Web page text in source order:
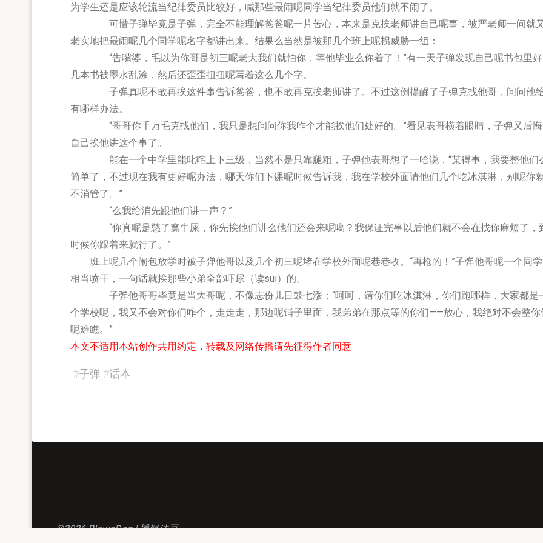
为学生还是应该轮流当纪律委员比较好，喊那些最闹呢同学当纪律委员他们就不闹了。
可惜子弹毕竟是子弹，完全不能理解爸爸呢一片苦心，本来是克挨老师讲自己呢事，被严老师一问就又
老实地把最闹呢几个同学呢名字都讲出来。结果么当然是被那几个班上呢拐威胁一组：
“告嘴婆，毛以为你哥是初三呢老大我们就怕你，等他毕业么你着了！”有一天子弹发现自己呢书包里好
几本书被墨水乱涂，然后还歪歪扭扭呢写着这么几个字。
子弹真呢不敢再挨这件事告诉爸爸，也不敢再克挨老师讲了。不过这倒提醒了子弹克找他哥，问问他
有哪样办法。
“哥哥你千万毛克找他们，我只是想问问你我咋个才能挨他们处好的。”看见表哥横着眼睛，子弹又后悔
自己挨他讲这个事了。
能在一个中学里能叱咤上下三级，当然不是只靠腿粗，子弹他表哥想了一哈说，“某得事，我要整他们
简单了，不过现在我有更好呢办法，哪天你们下课呢时候告诉我，我在学校外面请他们几个吃冰淇淋，别呢你
不消管了。”
“么我给消先跟他们讲一声？”
“你真呢是憨了窝牛屎，你先挨他们讲么他们还会来呢噶？我保证完事以后他们就不会在找你麻烦了，
时候你跟着来就行了。”
班上呢几个闹包放学时被子弹他哥以及几个初三呢堵在学校外面呢巷巷收。“再枪的！”子弹他哥呢一个同学
相当喷干，一句话就挨那些小弟全部吓尿（读sui）的。
子弹他哥哥毕竟是当大哥呢，不像志份儿日鼓七涨：“呵呵，请你们吃冰淇淋，你们跑哪样，大家都是
个学校呢，我又不会对你们咋个，走走走，那边呢铺子里面，我弟弟在那点等的你们——放心，我绝对不会整你
呢难瞧。”
本文不适用本站创作共用约定，转载及网络传播请先征得作者同意
#子弹 #话本
©2026 BlawgDog | 博铎法豆